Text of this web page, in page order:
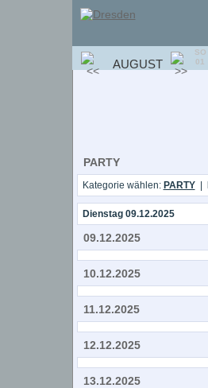
PARTY
Kategorie wählen: PARTY|
Dienstag 09.12.2025
09.12.2025
10.12.2025
11.12.2025
12.12.2025
13.12.2025
AUGUST
SO
01